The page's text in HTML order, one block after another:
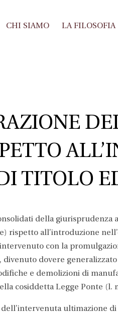
CHI SIAMO LA FILOSOFIA
TITOLO
della
rispetto all’introduzione
con la
divenuto dovere
e demolizioni di
cosiddetta Legge Ponte (l.
ultimazione